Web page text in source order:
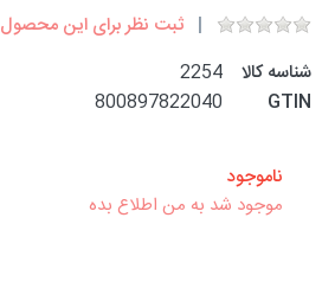
ثبت نظر برای این محصول
شناسه کالا
2254
GTIN
800897822040
ناموجود
موجود شد به من اطلاع بده